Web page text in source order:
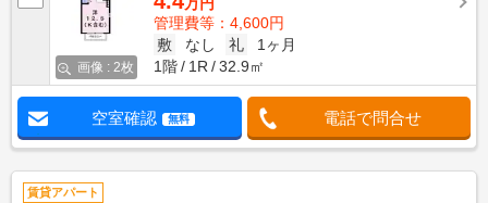
画像 : 2枚
管理費等：4,600円
敷
なし 礼
1ヶ月
1階
1R 32.9㎡
空室確認 無料 電話で問合せ
賃貸アパート